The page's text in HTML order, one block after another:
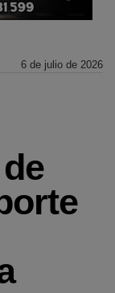
6 de julio de 2026